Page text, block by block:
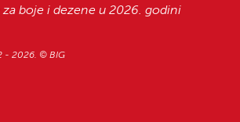
boje i dezene u 2026. godini
- 2026. © BIG